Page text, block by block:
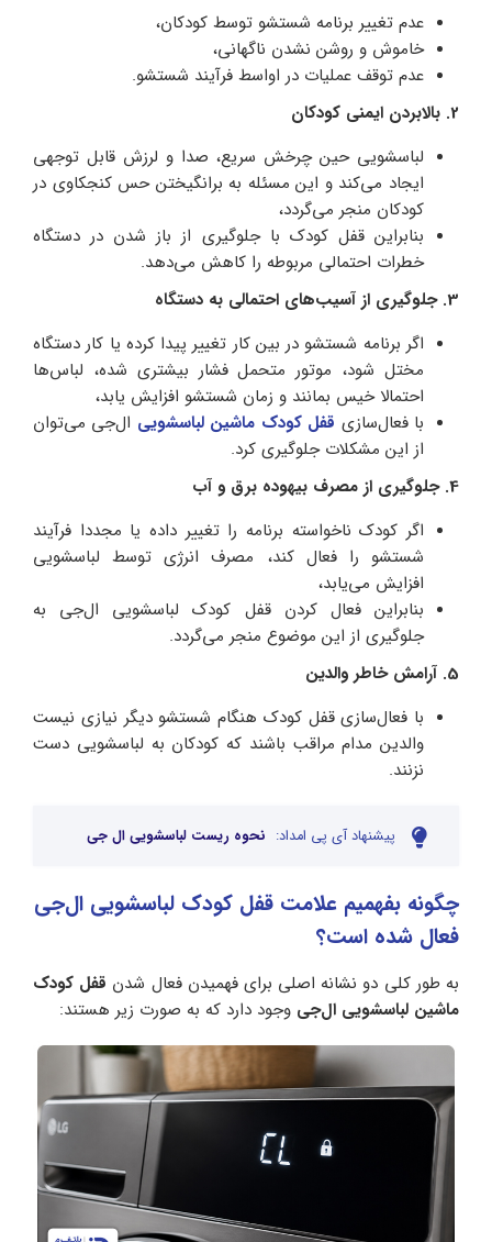
عدم تغییر برنامه شستشو توسط کودکان،
خاموش و روشن نشدن ناگهانی،
عدم توقف عملیات در اواسط فرآیند شستشو.
2. بالابردن ایمنی کودکان
لباسشویی حین چرخش سریع، صدا و لرزش قابل توجهی
ایجاد می‌کند و این مسئله به برانگیختن حس کنجکاوی در
کودکان منجر می‌گردد،
بنابراین قفل کودک با جلوگیری از باز شدن در دستگاه
خطرات احتمالی مربوطه را کاهش می‌دهد.
3. جلوگیری از آسیب‌های احتمالی به دستگاه
اگر برنامه شستشو در بین کار تغییر پیدا کرده یا کار دستگاه
مختل شود، موتور متحمل فشار بیشتری شده، لباس‌ها
احتمالا خیس بمانند و زمان شستشو افزایش یابد،
با فعال‌سازی قفل کودک ماشین لباسشویی ال‌جی می‌توان
از این مشکلات جلوگیری کرد.
4. جلوگیری از مصرف بیهوده برق و آب
اگر کودک ناخواسته برنامه را تغییر داده یا مجددا فرآیند
شستشو را فعال کند، مصرف انرژی توسط لباسشویی
افزایش می‌یابد،
بنابراین فعال کردن قفل کودک لباسشویی ال‌جی به
جلوگیری از این موضوع منجر می‌گردد.
5. آرامش خاطر والدین
با فعال‌سازی قفل کودک هنگام شستشو دیگر نیازی نیست
والدین مدام مراقب باشند که کودکان به لباسشویی دست
نزنند.
پیشنهاد آی پی امداد: نحوه ریست لباسشویی ال جی
چگونه بفهمیم علامت قفل کودک لباسشویی ال‌جی
فعال شده است؟
به طور کلی دو نشانه اصلی برای فهمیدن فعال شدن قفل کودک
ماشین لباسشویی ال‌جی وجود دارد که به صورت زیر هستند: